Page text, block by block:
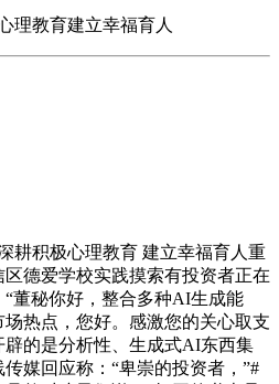
理教育建立幸福育人
积极心理教育 建立幸福育人重
德爱学校实践摸索有投资者正在
董秘你好，整合多种AI生成能
热点，您好。感激您的关心取支
的是分析性、生成式AI东西集
媒回应称：“卑崇的投资者，”#